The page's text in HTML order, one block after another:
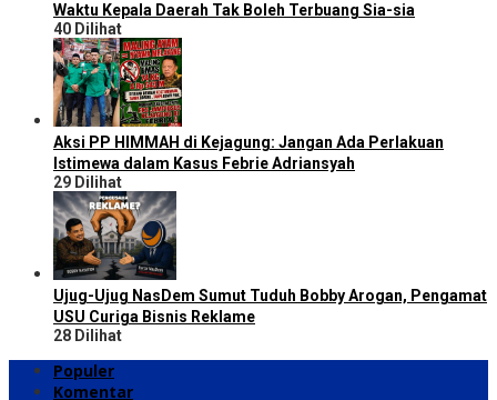
Waktu Kepala Daerah Tak Boleh Terbuang Sia-sia
40 Dilihat
Aksi PP HIMMAH di Kejagung: Jangan Ada Perlakuan
Istimewa dalam Kasus Febrie Adriansyah
29 Dilihat
Ujug-Ujug NasDem Sumut Tuduh Bobby Arogan, Pengamat
USU Curiga Bisnis Reklame
28 Dilihat
Populer
Komentar